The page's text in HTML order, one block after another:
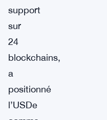
support
sur
24
blockchains,
a
positionné
l’USDe